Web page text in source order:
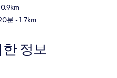
분 - 1.7km
정보